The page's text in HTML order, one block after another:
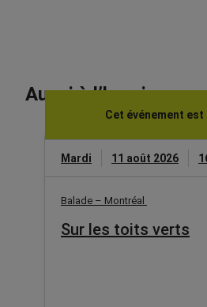
Aussi à l’horaire
Cet événement
Mardi 11 août 2026
Balade – Montréal
Sur les toits verts